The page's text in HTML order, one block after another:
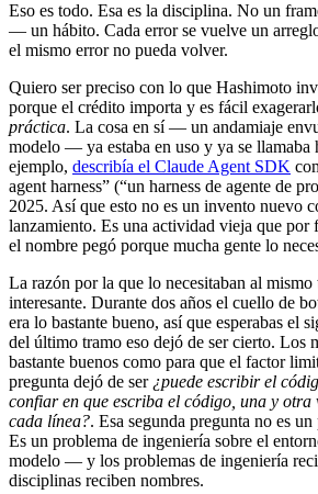
Eso es todo. Esa es la disciplina. No un
— un hábito. Cada error se vuelve un
el mismo error no pueda volver.
Quiero ser preciso con lo que Hashimoto
porque el crédito importa y es fácil
práctica. La cosa en sí — un andamiaje
modelo — ya estaba en uso y ya se llamaba
ejemplo, describía el Claude Agent SDK
agent harness” (“un harness de agente de
2025. Así que esto no es un invento nuevo
lanzamiento. Es una actividad vieja que
el nombre pegó porque mucha gente lo
La razón por la que lo necesitaban al mismo
interesante. Durante dos años el cuello de
era lo bastante bueno, así que esperabas el
del último tramo eso dejó de ser cierto. Los
bastante buenos como para que el factor
pregunta dejó de ser ¿puede escribir el
confiar en que escriba el código, una y otra
cada línea?. Esa segunda pregunta no es
Es un problema de ingeniería sobre el
modelo — y los problemas de ingeniería
disciplinas reciben nombres.